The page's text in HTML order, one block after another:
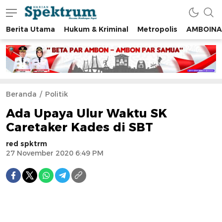
spektrumonline.com
Berita Utama Hukum & Kriminal Metropolis AMBOINA
Beranda Politik
Ada Upaya Ulur Waktu SK
Caretaker Kades di SBT
red spktrm
27 November 2020 6:49 PM